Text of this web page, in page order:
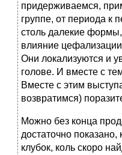
придерживаемся,
группе, от периода к
столь далекие
влияние
Они локализуются и
голове. И вместе с
Вместе с этим
возвратимся)
Можно без конца
достаточно показано,
клубок, коль скоро